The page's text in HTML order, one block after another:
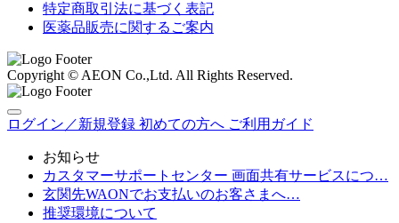
特定商取引法に基づく表記
医薬品販売に関するご案内
Copyright © AEON Co.,Ltd. All Rights Reserved.
ログイン／新規登録 初めての方へ ご利用ガイド
お知らせ
カスタマーサポートセンター 画面共有サービスにつ…
玄関先WAONでお支払いのお客さまへ…
推奨環境について